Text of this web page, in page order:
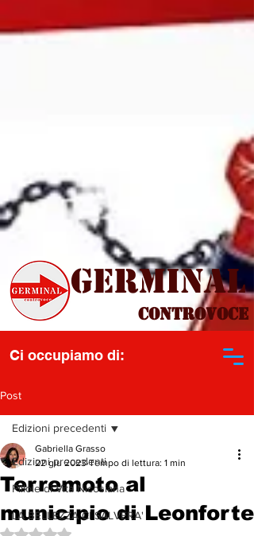
Controvoce
Ci occupiamo di:
Germinal
Post
Edizioni precedenti
Pillole di Vita Nicosiana
LA BELLEZZA CI SALVERA'
Edizioni precedenti
Terremoto al
municipio di Leonforte
Gabriella Grasso
22 giu 2023 Tempo di lettura: 1 min